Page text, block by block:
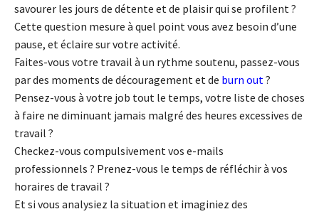
savourer les jours de détente et de plaisir qui se profilent ?
Cette question mesure à quel point vous avez besoin d’une
pause, et éclaire sur votre activité.
Faites-vous votre travail à un rythme soutenu, passez-vous
par des moments de découragement et de burn out?
Pensez-vous à votre job tout le temps, votre liste de choses
à faire ne diminuant jamais malgré des heures excessives de
travail ?
Checkez-vous compulsivement vos e-mails
professionnels ? Prenez-vous le temps de réfléchir à vos
horaires de travail ?
Et si vous analysiez la situation et imaginiez des